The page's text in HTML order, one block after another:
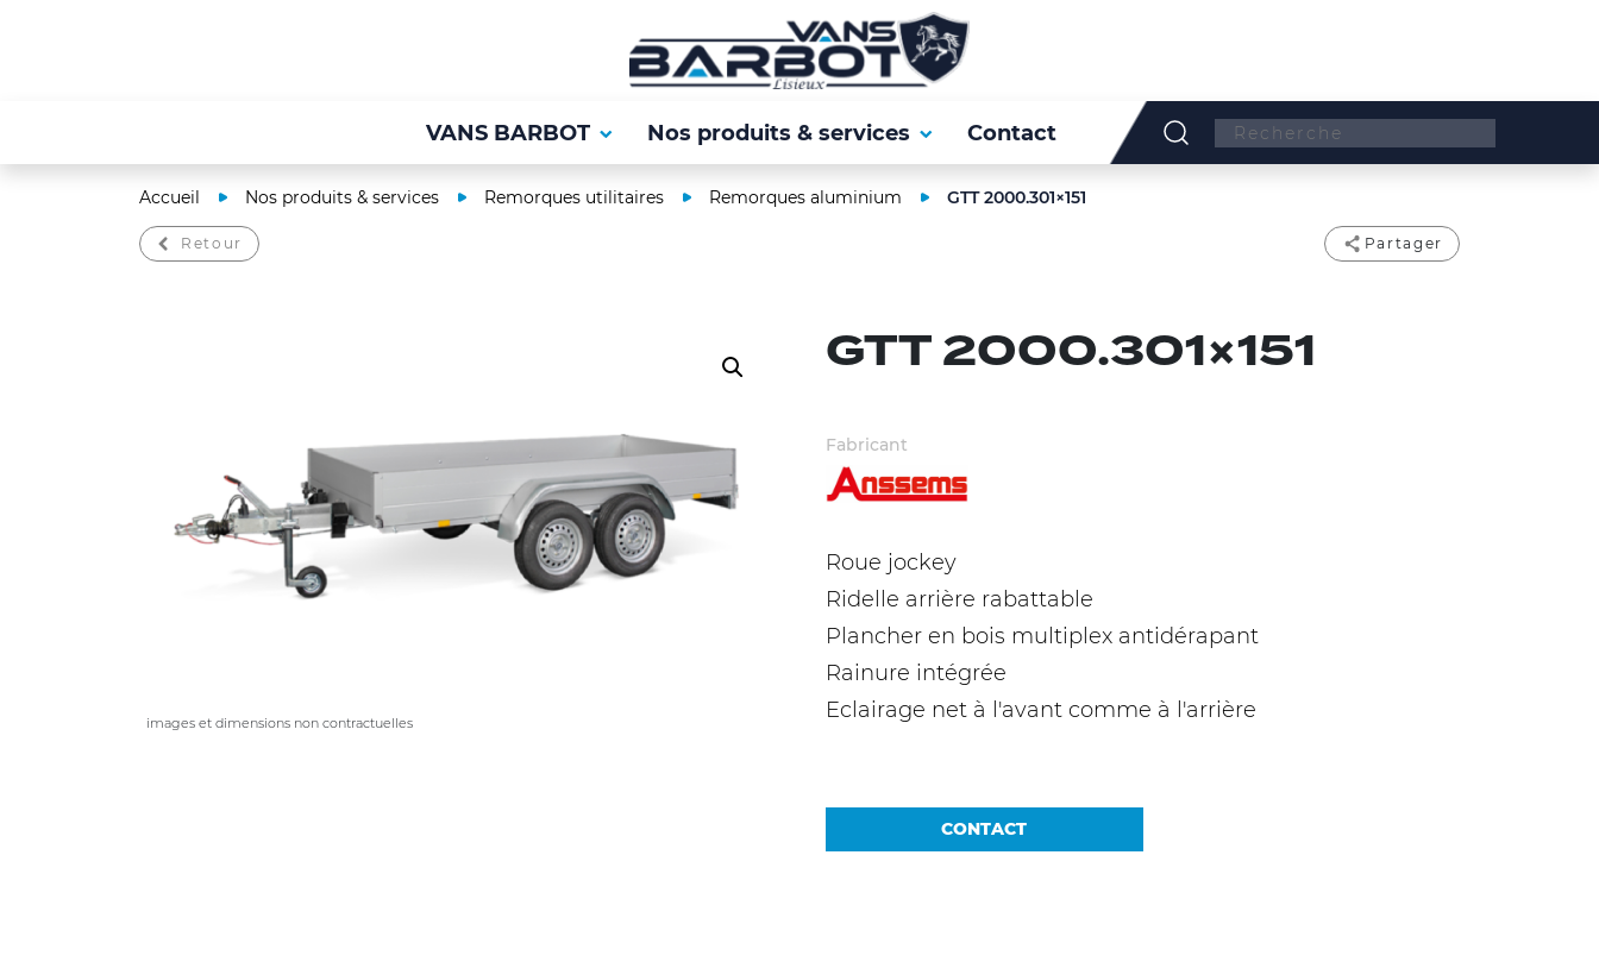
VANS BARBOT Nos produits & services Contact Search:
Accueil Nos produits & services Remorques utilitaires Remorques aluminium GTT 2000.301×151
images et dimensions non contractuelles
GTT 2000.301×151
Fabricant
Roue jockey
Ridelle arrière rabattable
Plancher en bois multiplex antidérapant
Rainure intégrée
Eclairage net à l'avant comme à l'arrière
CONTACT
Retour Partager